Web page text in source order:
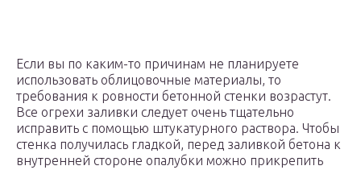
Если вы по каким-то причинам не планируете
использовать облицовочные материалы, то
требования к ровности бетонной стенки возрастут.
Все огрехи заливки следует очень тщательно
исправить с помощью штукатурного раствора. Чтобы
стенка получилась гладкой, перед заливкой бетона к
внутренней стороне опалубки можно прикрепить